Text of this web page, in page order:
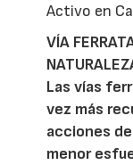
Activo en
VÍA
Las vías
vez más
acciones
menor